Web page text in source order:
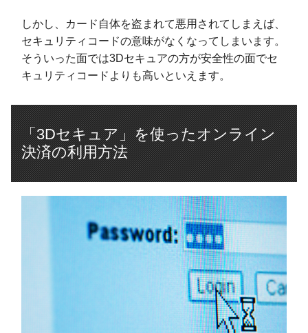
しかし、カード自体を盗まれて悪用されてしまえば、
セキュリティコードの意味がなくなってしまいます。
そういった面では3Dセキュアの方が安全性の面でセ
キュリティコードよりも高いといえます。
「3Dセキュア」を使ったオンライン
決済の利用方法